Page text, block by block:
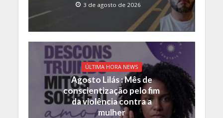
3 de agosto de 2026
ÚLTIMA HORA NEWS
Agosto Lilás : Mês de
conscientização pelo fim
da violência contra a
mulher